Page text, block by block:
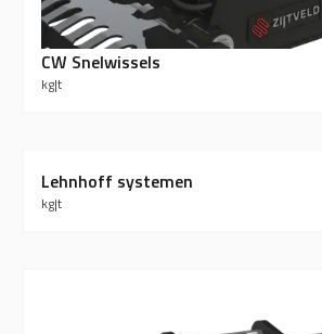
CW Snelwissels
kg|t
Lehnhoff systemen
kg|t